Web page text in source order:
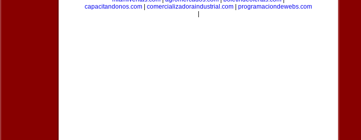
capacitandonos.com
comercializadoraindustrial.com
programaciondewebs.com